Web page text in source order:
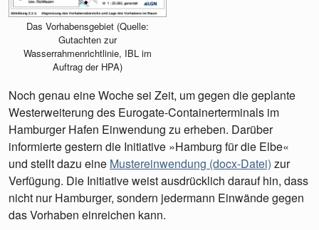
Das Vorhabensgebiet (Quelle:
Gutachten zur
Wasserrahmenrichtlinie, IBL im
Auftrag der HPA)
Noch genau eine Woche sei Zeit, um gegen die geplante
Westerweiterung des Eurogate-Containerterminals im
Hamburger Hafen Einwendung zu erheben. Darüber
informierte gestern die Initiative »Hamburg für die Elbe«
und stellt dazu eine Mustereinwendung (docx-Datei) zur
Verfügung. Die Initiative weist ausdrücklich darauf hin, dass
nicht nur Hamburger, sondern jedermann Einwände gegen
das Vorhaben einreichen kann.